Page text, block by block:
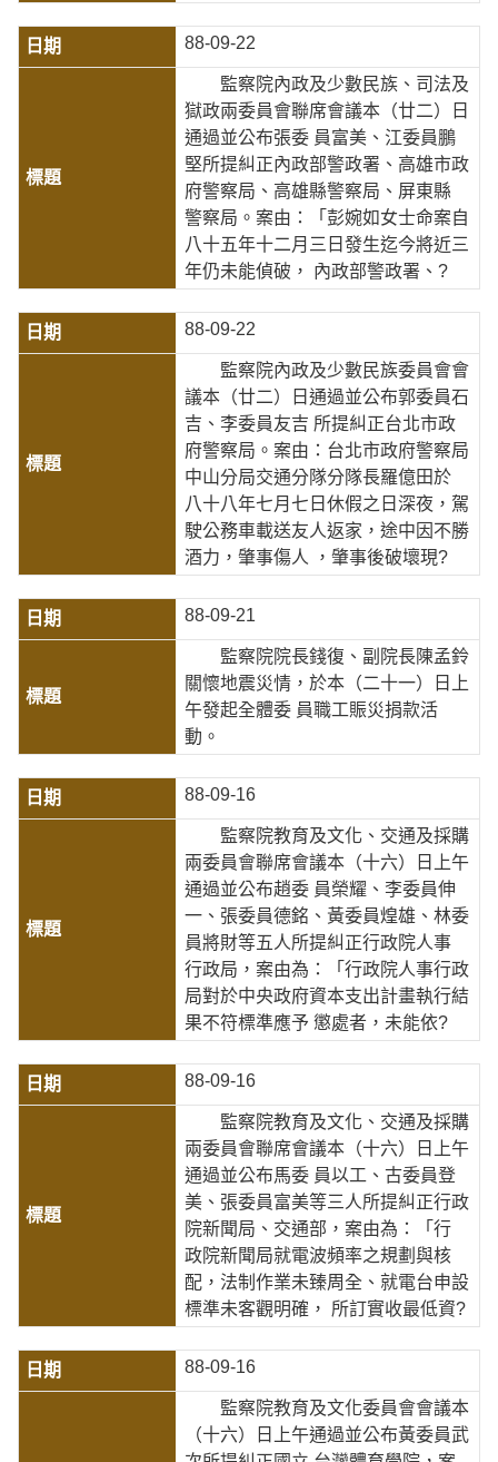
88-09-22
監察院內政及少數民族、司法及
獄政兩委員會聯席會議本（廿二）日
通過並公布張委 員富美、江委員鵬
堅所提糾正內政部警政署、高雄市政
府警察局、高雄縣警察局、屏東縣
警察局。案由：「彭婉如女士命案自
八十五年十二月三日發生迄今將近三
年仍未能偵破， 內政部警政署、?
88-09-22
監察院內政及少數民族委員會會
議本（廿二）日通過並公布郭委員石
吉、李委員友吉 所提糾正台北市政
府警察局。案由：台北市政府警察局
中山分局交通分隊分隊長羅億田於
八十八年七月七日休假之日深夜，駕
駛公務車載送友人返家，途中因不勝
酒力，肇事傷人 ，肇事後破壞現?
88-09-21
監察院院長錢復、副院長陳孟鈴
關懷地震災情，於本（二十一）日上
午發起全體委 員職工賑災捐款活
動。
88-09-16
監察院教育及文化、交通及採購
兩委員會聯席會議本（十六）日上午
通過並公布趙委 員榮耀、李委員伸
一、張委員德銘、黃委員煌雄、林委
員將財等五人所提糾正行政院人事
行政局，案由為：「行政院人事行政
局對於中央政府資本支出計畫執行結
果不符標準應予 懲處者，未能依?
88-09-16
監察院教育及文化、交通及採購
兩委員會聯席會議本（十六）日上午
通過並公布馬委 員以工、古委員登
美、張委員富美等三人所提糾正行政
院新聞局、交通部，案由為：「行
政院新聞局就電波頻率之規劃與核
配，法制作業未臻周全、就電台申設
標準未客觀明確， 所訂實收最低資?
88-09-16
監察院教育及文化委員會會議本
（十六）日上午通過並公布黃委員武